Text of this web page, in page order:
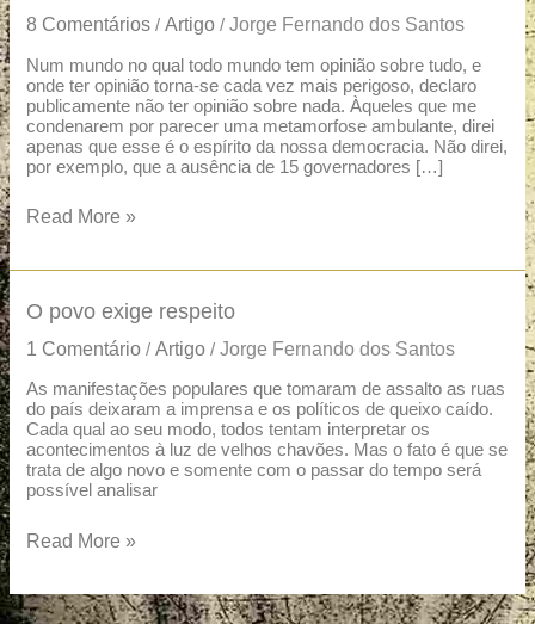
8 Comentários /Artigo /Jorge Fernando dos Santos
Num mundo no qual todo mundo tem opinião sobre tudo, e
onde ter opinião torna-se cada vez mais perigoso, declaro
publicamente não ter opinião sobre nada. Àqueles que me
condenarem por parecer uma metamorfose ambulante, direi
apenas que esse é o espírito da nossa democracia. Não direi,
por exemplo, que a ausência de 15 governadores […]
Read More »
O povo exige respeito
1 Comentário /Artigo /Jorge Fernando dos Santos
As manifestações populares que tomaram de assalto as ruas
do país deixaram a imprensa e os políticos de queixo caído.
Cada qual ao seu modo, todos tentam interpretar os
acontecimentos à luz de velhos chavões. Mas o fato é que se
trata de algo novo e somente com o passar do tempo será
possível analisar
O
exige
respeito
Read More »